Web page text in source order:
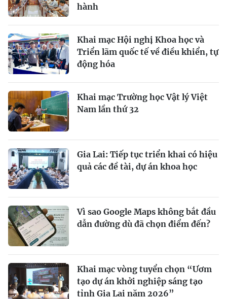
hành
Khai mạc Hội nghị Khoa học và
Triển lãm quốc tế về điều khiển, tự
động hóa
Khai mạc Trường học Vật lý Việt
Nam lần thứ 32
Gia Lai: Tiếp tục triển khai có hiệu
quả các đề tài, dự án khoa học
Vì sao Google Maps không bắt đầu
dẫn đường dù đã chọn điểm đến?
Khai mạc vòng tuyển chọn “Ươm
tạo dự án khởi nghiệp sáng tạo
tỉnh Gia Lai năm 2026”